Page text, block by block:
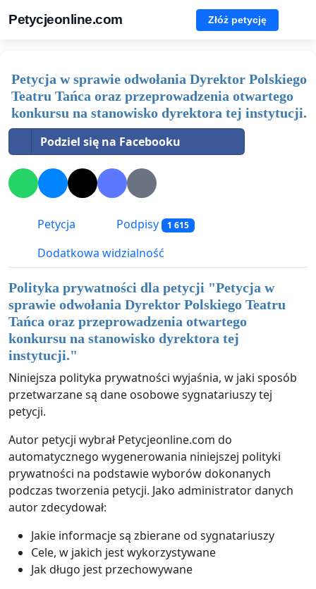
Petycjeonline.com Złóż petycję
Petycja w sprawie odwołania Dyrektor Polskiego
Teatru Tańca oraz przeprowadzenia otwartego
konkursu na stanowisko dyrektora tej instytucji.
Podziel się na Facebooku
Petycja Podpisy 1 615
Dodatkowa widzialność
Polityka prywatności dla petycji "Petycja w
sprawie odwołania Dyrektor Polskiego Teatru
Tańca oraz przeprowadzenia otwartego
konkursu na stanowisko dyrektora tej
instytucji."
Niniejsza polityka prywatności wyjaśnia, w jaki sposób
przetwarzane są dane osobowe sygnatariuszy tej
petycji.
Autor petycji wybrał Petycjeonline.com do
automatycznego wygenerowania niniejszej polityki
prywatności na podstawie wyborów dokonanych
podczas tworzenia petycji. Jako administrator danych
autor zdecydował:
Jakie informacje są zbierane od sygnatariuszy
Cele, w jakich jest wykorzystywane
Jak długo jest przechowywane